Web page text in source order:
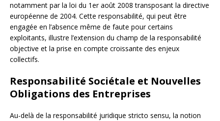
notamment par la loi du 1er août 2008 transposant la directive
européenne de 2004. Cette responsabilité, qui peut être
engagée en l’absence même de faute pour certains
exploitants, illustre l’extension du champ de la responsabilité
objective et la prise en compte croissante des enjeux
collectifs.
Responsabilité Sociétale et Nouvelles
Obligations des Entreprises
Au-delà de la responsabilité juridique stricto sensu, la notion